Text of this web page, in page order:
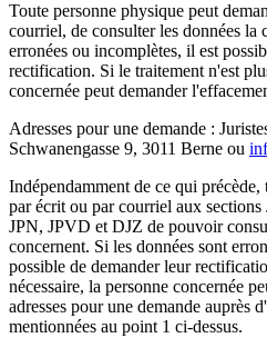
Toute personne physique peut
courriel, de consulter les données la
erronées ou incomplètes, il est
rectification. Si le traitement n'est
concernée peut demander
Adresses pour une demande :
Schwanengasse 9, 3011 Berne ou
Indépendamment de ce qui
par écrit ou par courriel aux
JPN, JPVD et DJZ de pouvoir
concernent. Si les données sont
possible de demander leur
nécessaire, la personne concernée
adresses pour une demande auprès
mentionnées au point 1 ci-dessus.